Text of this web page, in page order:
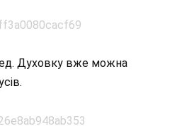
Духовку вже можна